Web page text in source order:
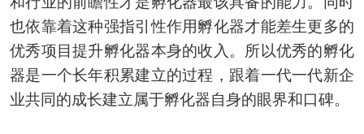
也依靠着这种强指引性作用孵化器才能差生更多的
优秀项目提升孵化器本身的收入。所以优秀的孵化
器是一个长年积累建立的过程，跟着一代一代新企
业共同的成长建立属于孵化器自身的眼界和口碑。